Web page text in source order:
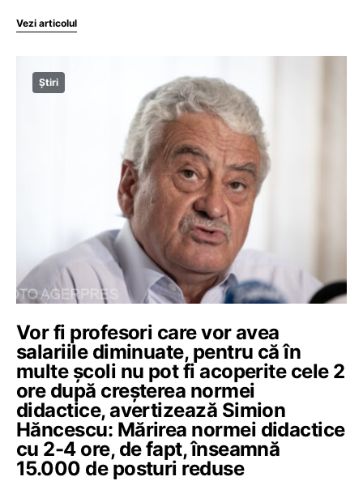
Vezi articolul
Știri
Vor fi profesori care vor avea
salariile diminuate, pentru că în
multe școli nu pot fi acoperite cele 2
ore după creșterea normei
didactice, avertizează Simion
Hăncescu: Mărirea normei didactice
cu 2-4 ore, de fapt, înseamnă
15.000 de posturi reduse